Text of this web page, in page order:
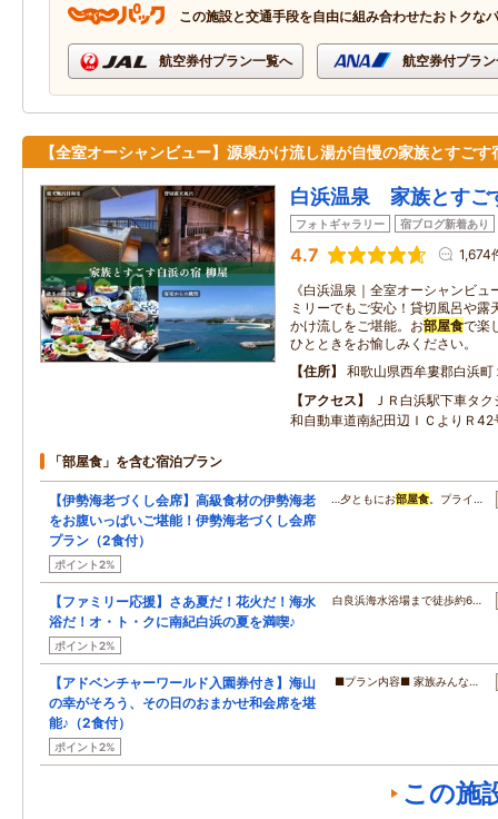
この施設と交通手段を自由に組み合わせたおトクな
航空券付プラン一覧へ 航空券付プラ
【全室オーシャンビュー】源泉かけ流し湯が自慢の家族とすごす
白浜温泉 家族とす
フォトギャラリー 宿ブログ新着あり
4.7 1,674
《白浜温泉｜全室オーシャンビ
ミリーでもご安心！貸切風呂や
かけ流しをご堪能。お部屋食で楽
ひとときをお愉しみください。
住所
和歌山県西牟婁郡白浜町
アクセス
ＪＲ白浜駅下車タ
和自動車道南紀田辺ＩＣよりＲ
「部屋食」を含む宿泊プラン
【伊勢海老づくし会席】高級食材の伊勢海老
をお腹いっぱいご堪能！伊勢海老づくし会席
プラン（2食付）
ポイント2%
…夕ともにお部屋食 。プライ…
【ファミリー応援】さあ夏だ！花火だ！海水
浴だ！オ・ト・クに南紀白浜の夏を満喫♪
ポイント2%
白良浜海水浴場まで徒歩約6…
【アドベンチャーワールド入園券付き】海山
の幸がそろう、その日のおまかせ和会席を堪
能♪（2食付）
ポイント2%
■プラン内容■ 家族みんな…
この施